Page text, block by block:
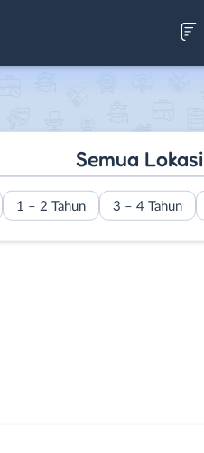
Semua Lokasi
1 – 2 Tahun 3 – 4 Tahun